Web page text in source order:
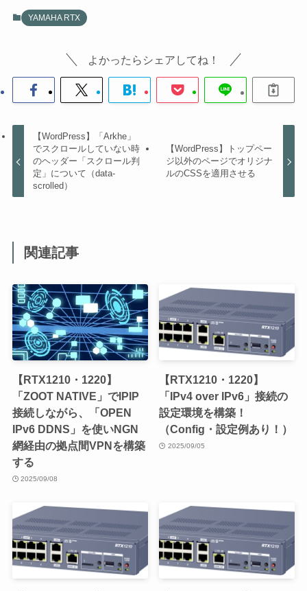
YAMAHA RTX
よかったらシェアしてね！
【WordPress】「Arkhe」
でスクロールしていない時
のヘッダー「スクロール判
定」について（data-
scrolled）
【WordPress】トップペー
ジ以外のページでオリジナ
ルのCSSを適用させる
関連記事
【RTX1210・1220】
「ZOOT NATIVE」でIPIP
接続しながら、「OPEN
IPv6 DDNS」を使いNGN
網経由の拠点間VPNを構築
する
2025/09/08
【RTX1210・1220】
「IPv4 over IPv6」接続の
設定環境を構築！
（Config・設定例あり！）
2025/09/05